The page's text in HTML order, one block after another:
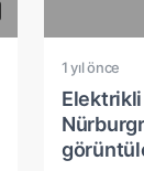
1 yıl önce